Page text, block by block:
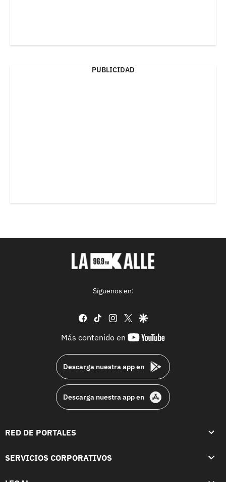
PUBLICIDAD
Síguenos en:
facebook
tiktok instagram
twittergoogle
Más contenido en
youtube-
Descarga nuestra app en
Descarga nuestra app en
RED DE PORTALES
SERVICIOS CORPORATIVOS